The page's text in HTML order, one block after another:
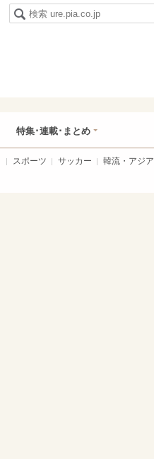
特集･連載･まとめ
スポーツ サッカー
韓流・アジア